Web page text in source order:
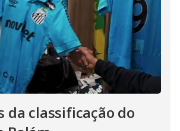
da classificação do